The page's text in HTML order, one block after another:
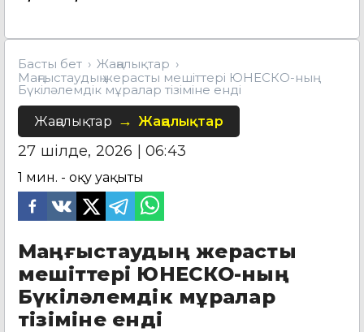
Басты бет
Жаңалықтар
Маңғыстаудың жерасты мешіттері ЮНЕСКО-ның
Бүкіләлемдік мұралар тізіміне енді
Жаңалықтар Жаңалықтар
27 шілде, 2026 | 06:43
1 мин. - оқу уақыты
Маңғыстаудың жерасты
мешіттері ЮНЕСКО-ның
Бүкіләлемдік мұралар
тізіміне енді